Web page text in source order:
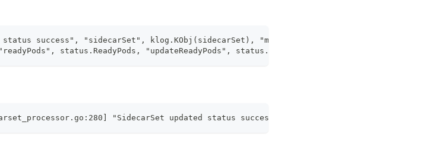
success", "sidecarSet", klog.KObj(sidecarSet), "matchedPods", status.MatchedPods,
status.ReadyPods, "updateReadyPods", status.UpdatedReadyPods)
"SidecarSet updated status success" sidecarSet="test-sidecarset"